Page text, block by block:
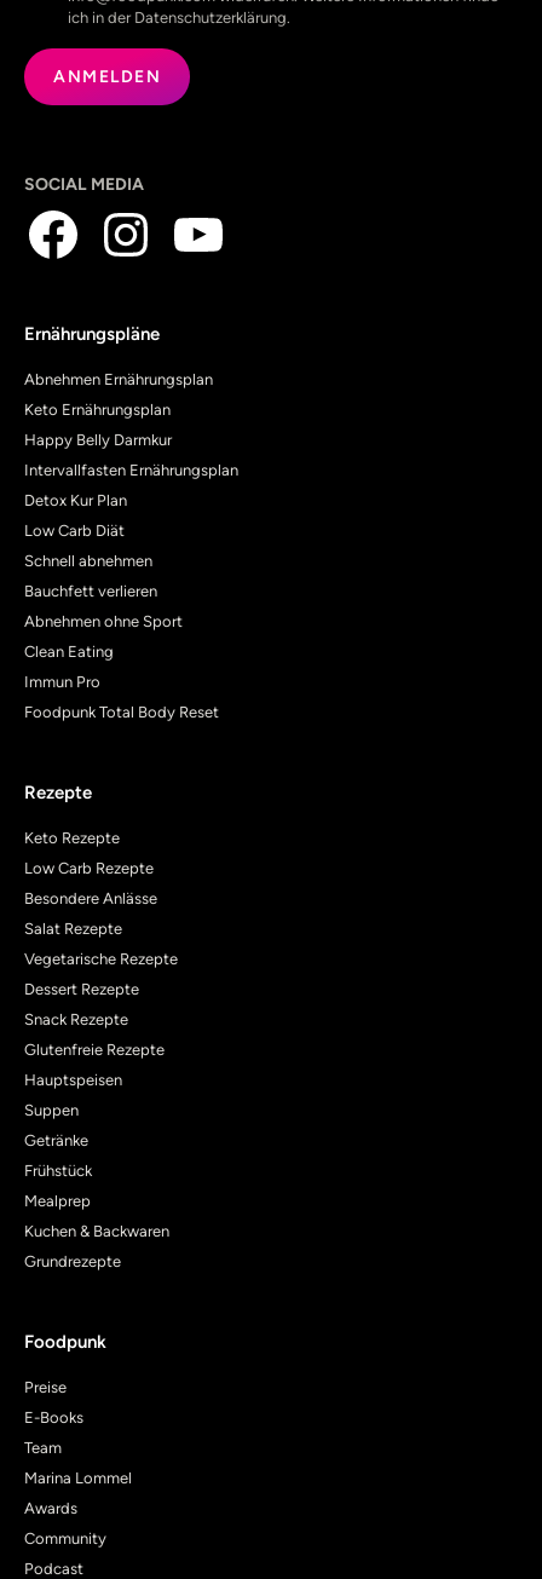
ich in der Datenschutzerklärung.
SOCIAL MEDIA
Ernährungspläne
Abnehmen Ernährungsplan
Keto Ernährungsplan
Happy Belly Darmkur
Intervallfasten Ernährungsplan
Detox Kur Plan
Low Carb Diät
Schnell abnehmen
Bauchfett verlieren
Abnehmen ohne Sport
Clean Eating
Immun Pro
Foodpunk Total Body Reset
Rezepte
Keto Rezepte
Low Carb Rezepte
Besondere Anlässe
Salat Rezepte
Vegetarische Rezepte
Dessert Rezepte
Snack Rezepte
Glutenfreie Rezepte
Hauptspeisen
Suppen
Getränke
Frühstück
Mealprep
Kuchen & Backwaren
Grundrezepte
Foodpunk
Preise
E-Books
Team
Marina Lommel
Awards
Community
Podcast